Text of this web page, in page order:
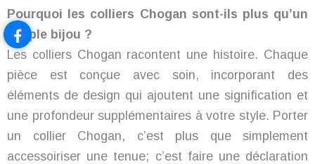
Pourquoi les colliers Chogan sont-ils plus qu’un
simple bijou ?
Les colliers Chogan racontent une histoire. Chaque
pièce est conçue avec soin, incorporant des
éléments de design qui ajoutent une signification et
une profondeur supplémentaires à votre style. Porter
un collier Chogan, c’est plus que simplement
accessoiriser une tenue; c’est faire une déclaration